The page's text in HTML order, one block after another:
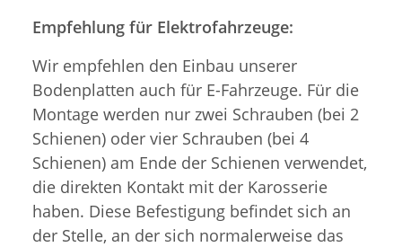
Empfehlung für Elektrofahrzeuge:
Wir empfehlen den Einbau unserer
Bodenplatten auch für E-Fahrzeuge. Für die
Montage werden nur zwei Schrauben (bei 2
Schienen) oder vier Schrauben (bei 4
Schienen) am Ende der Schienen verwendet,
die direkten Kontakt mit der Karosserie
haben. Diese Befestigung befindet sich an
der Stelle, an der sich normalerweise das